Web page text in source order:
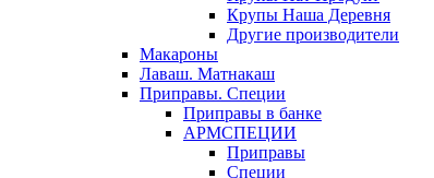
Крупы Наша Деревня
Другие производители
Макароны
Лаваш. Матнакаш
Приправы. Специи
Приправы в банке
АРМСПЕЦИИ
Приправы
Специи